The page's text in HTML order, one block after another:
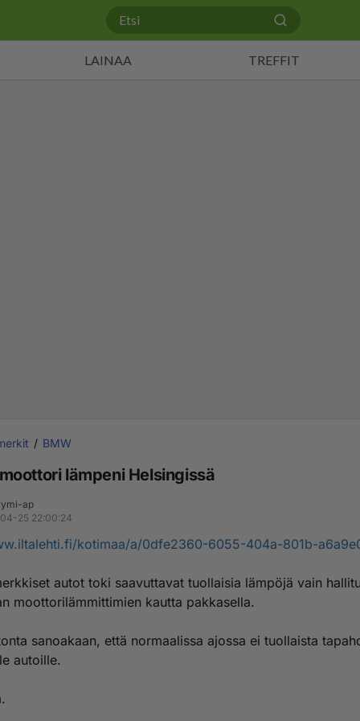
LAINAA TREFFIT
BMW
lämpeni Helsingissä
ap
25 22:00:24
kotimaa/a/0dfe2360-6055-404a-801b-
autot toki saavuttavat tuollaisia lämpöjä vain
moottorilämmittimien kautta pakkasella.
sanoakaan, että normaalissa ajossa ei tuollaista
autoille.